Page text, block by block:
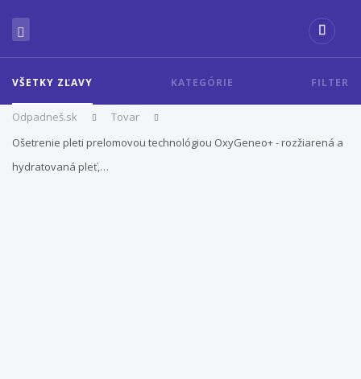
VŠETKY ZĽAVY KATEGÓRIE FILTER
Odpadneš.sk
Tovar
Ošetrenie pleti prelomovou technológiou OxyGeneo+ - rozžiarená a
hydratovaná pleť,…